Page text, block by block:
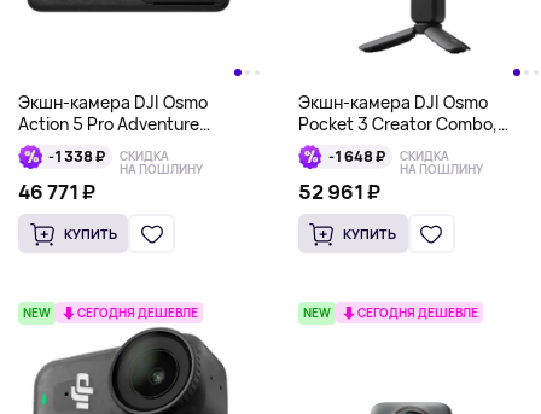
Экшн-камера DJI Osmo
Action 5 Pro Adventure
Combo, черный
-1 338 ₽ СКИДКА
НА ПОШЛИНУ
46 771 ₽
КУПИТЬ
Экшн-камера DJI Osmo
Pocket 3 Creator Combo,
черный-1 648 ₽ СКИДКА
НА ПОШЛИНУ
52 961 ₽
КУПИТЬ
NEW СЕГОДНЯ ДЕШЕВЛЕ NEW СЕГОДНЯ ДЕШЕВЛЕ